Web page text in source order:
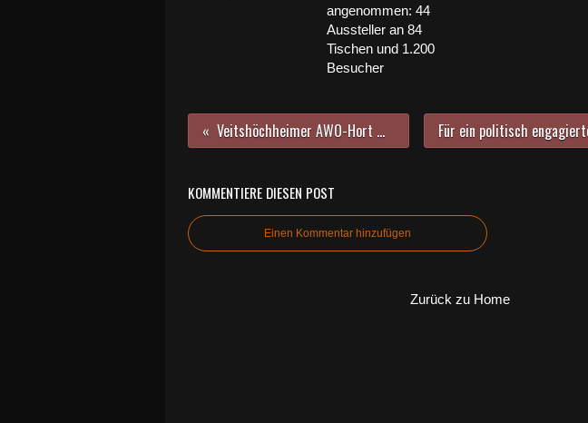
angenommen: 44
Aussteller an 84
Tischen und 1.200
Besucher
Veitshöchheimer AWO-Hort mit Inklusionspreis des Bezirks Unterfranken ausgezeichnet
KOMMENTIERE DIESEN POST
Einen Kommentar hinzufügen
Zurück zu Home